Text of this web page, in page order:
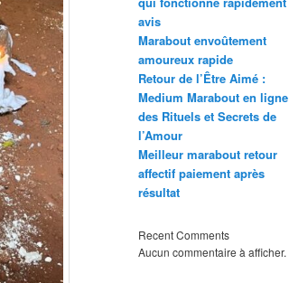
avis
Marabout envoûtement
amoureux rapide
Retour de l’Être Aimé :
Medium Marabout en ligne
des Rituels et Secrets de
l’Amour
Meilleur marabout retour
affectif paiement après
résultat
Recent Comments
Aucun commentaire à afficher.